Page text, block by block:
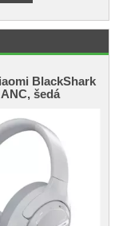
BlackShark
šedá